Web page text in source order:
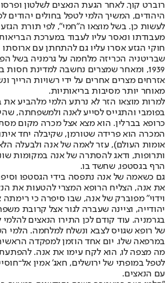
רוברט קוך. לאחר הגעת הנאצים לשלטון
היהודים, המשיך הלמי לטפל בחולים יהודים
לעשות כן. בשל מוצאו ה"חמי", לפי תורת
מעבודתו ונאסר עליו לעבוד במערכת
חוקי הגזע אסרו עליו גם להתחתן עם ארוסתו
שבריטניה הכריזה מלחמה על גרמניה בשל
1939, ומאחר שמצרים נחשבה למדינת
אזרחים מצרים אחרים על ידי רשויות הרייך
מאוחר יותר מסיבות בריאותיות.
למרות מוצאו הזר לא נרתע הלמי מלהביע את
בפומבי והתגייס לסייע לאנה ולמשפחתה,
כרופא בברלין. הוא מצא אצל מכרה מקום
המכרה הוא פרידה שטורמן, שקיבלה יחד
אומות העולם), עזר לאמה של אנה ולבעלה
ותרופות, ודאג להסתרה של אנה במקומות
הרף בגסטפו, שחשד בו.
גם כשאמה של אנה נתפסה בידי הגסטפו
את אנה, הצליח הרופא המצרי להטעות את
וידוי" מפוברק של אנה, שבו סיפרה כי רימתה
יהודייה, וציינה שעברה לגור אצל קרובת
בגרמניה. עוד קודם לכן התירו הנאצים
של רופא שגויס לצבא ונשלח למלחמה. הלמי
במרפאה שלו. יום אחד הוזמן למפקדה
מה מצפה לו, הוא לקח עימו את אנה.
לטפל במופתי של ירושלים, חאג' אמין
עם הנאצים.